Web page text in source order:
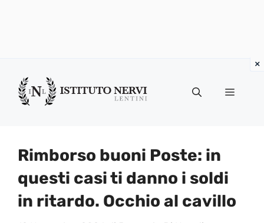
contenuto
Menu
Rimborso buoni Poste: in
questi casi ti danno i soldi
in ritardo. Occhio al cavillo